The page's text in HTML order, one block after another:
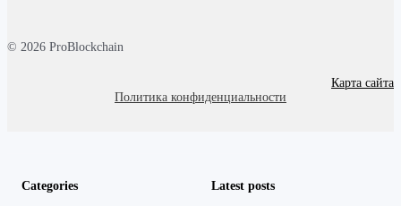
© 2026 ProBlockchain
Карта сайта
Политика конфиденциальности
Categories Latest posts